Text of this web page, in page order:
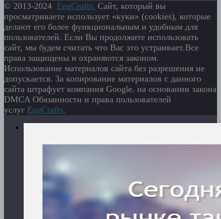
© 2013-2024 EngСrafts. Сайт, который вы
просматриваете использует «куки» (cookies), которые
делают его более функциональным и удобным для
пользователей. Если Вы продолжите использовать
сайт, мы будем считать что Вас это устраивает.Все
права защищены и охраняются законом.
Использование материалов сайта без разрешения не
допускается. За копирование материалов с данного
сайта штрафует компания Google. на основании закона
DMCA Обязанности и права пользователей
услуг EngСrafts.